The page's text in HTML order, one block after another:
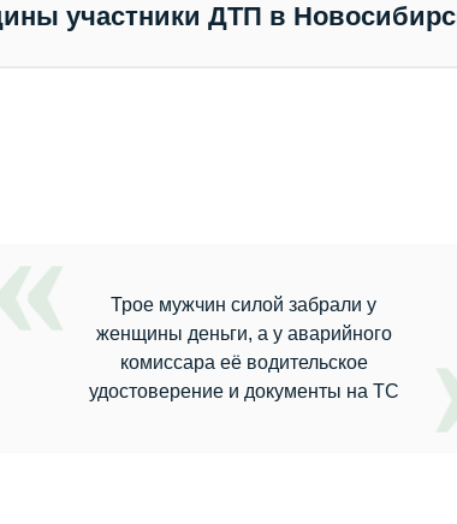
участники ДТП в
Трое мужчин силой забрали у
женщины деньги, а у аварийного
комиссара её водительское
удостоверение и документы на ТС